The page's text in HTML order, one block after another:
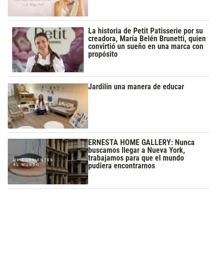
La historia de Petit Patisserie por su
creadora, María Belén Brunetti, quien
convirtió un sueño en una marca con
propósito
Jardilín una manera de educar
ERNESTA HOME GALLERY: Nunca
buscamos llegar a Nueva York,
trabajamos para que el mundo
pudiera encontrarnos